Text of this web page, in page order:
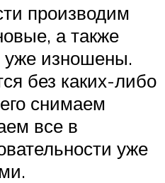
производим
а также
уже изношены.
без каких-либо
снимаем
все в
уже